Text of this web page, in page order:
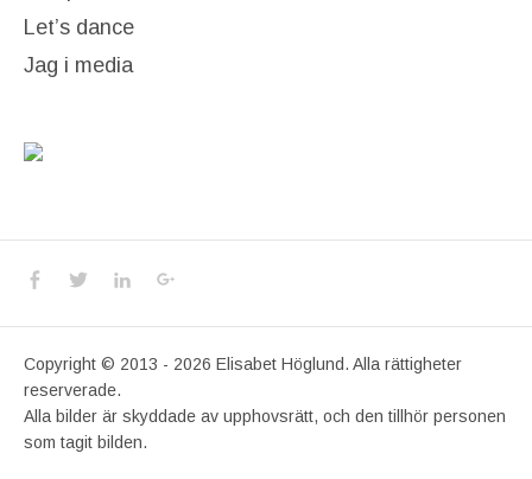
Let’s dance
Jag i media
Social Media Profiles
Facebook
TwitterLinkedIn
Copyright © 2013 - 2026 Elisabet Höglund. Alla rättigheter
reserverade.
Alla bilder är skyddade av upphovsrätt, och den tillhör personen
som tagit bilden.